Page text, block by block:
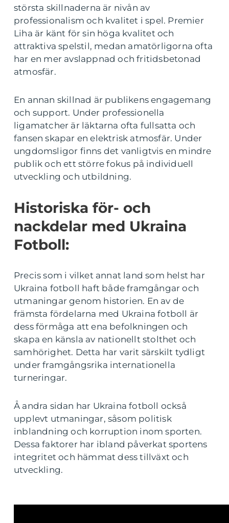
största skillnaderna är nivån av
professionalism och kvalitet i spel. Premier
Liha är känt för sin höga kvalitet och
attraktiva spelstil, medan amatörligorna ofta
har en mer avslappnad och fritidsbetonad
atmosfär.
En annan skillnad är publikens engagemang
och support. Under professionella
ligamatcher är läktarna ofta fullsatta och
fansen skapar en elektrisk atmosfär. Under
ungdomsligor finns det vanligtvis en mindre
publik och ett större fokus på individuell
utveckling och utbildning.
Historiska för- och
nackdelar med Ukraina
Fotboll:
Precis som i vilket annat land som helst har
Ukraina fotboll haft både framgångar och
utmaningar genom historien. En av de
främsta fördelarna med Ukraina fotboll är
dess förmåga att ena befolkningen och
skapa en känsla av nationellt stolthet och
samhörighet. Detta har varit särskilt tydligt
under framgångsrika internationella
turneringar.
Å andra sidan har Ukraina fotboll också
upplevt utmaningar, såsom politisk
inblandning och korruption inom sporten.
Dessa faktorer har ibland påverkat sportens
integritet och hämmat dess tillväxt och
utveckling.